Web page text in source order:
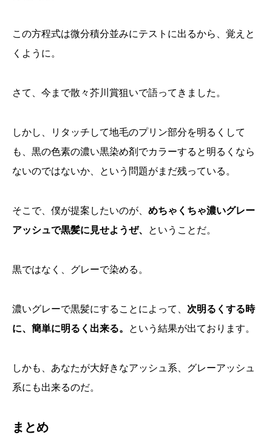
この方程式は微分積分並みにテストに出るから、覚えと
くように。
さて、今まで散々芥川賞狙いで語ってきました。
しかし、リタッチして地毛のプリン部分を明るくして
も、黒の色素の濃い黒染め剤でカラーすると明るくなら
ないのではないか、という問題がまだ残っている。
そこで、僕が提案したいのが、 めちゃくちゃ濃いグレー
アッシュで黒髪に見せようぜ、
ということだ。
黒ではなく、グレーで染める。
濃いグレーで黒髪にすることによって、 次明るくする時
に、簡単に明るく出来る。
という結果が出ております。
しかも、あなたが大好きなアッシュ系、グレーアッシュ
系にも出来るのだ。
まとめ